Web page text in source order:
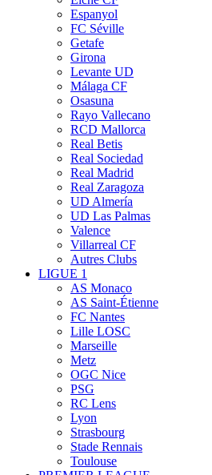
Espanyol
FC Séville
Getafe
Girona
Levante UD
Málaga CF
Osasuna
Rayo Vallecano
RCD Mallorca
Real Betis
Real Sociedad
Real Madrid
Real Zaragoza
UD Almería
UD Las Palmas
Valence
Villarreal CF
Autres Clubs
LIGUE 1
AS Monaco
AS Saint-Étienne
FC Nantes
Lille LOSC
Marseille
Metz
OGC Nice
PSG
RC Lens
Lyon
Strasbourg
Stade Rennais
Toulouse